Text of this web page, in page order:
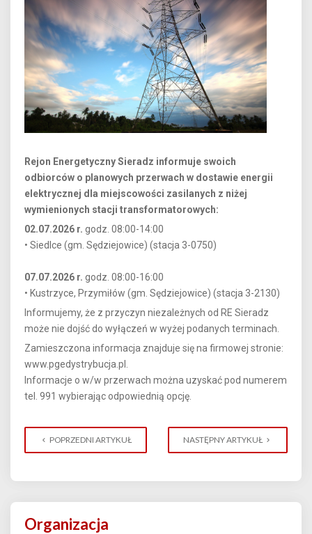
Rejon Energetyczny Sieradz informuje swoich
odbiorców o planowych przerwach w dostawie energii
elektrycznej dla miejscowości zasilanych z niżej
wymienionych stacji transformatorowych:
02.07.2026 r. godz. 08:00-14:00
• Siedlce (gm. Sędziejowice) (stacja 3-0750)
07.07.2026 r. godz. 08:00-16:00
• Kustrzyce, Przymiłów (gm. Sędziejowice) (stacja 3-2130)
Informujemy, że z przyczyn niezależnych od RE Sieradz
może nie dojść do wyłączeń w wyżej podanych terminach.
Zamieszczona informacja znajduje się na firmowej stronie:
www.pgedystrybucja.pl.
Informacje o w/w przerwach można uzyskać pod numerem
tel. 991 wybierając odpowiednią opcję.
POPRZEDNI ARTYKUŁ NASTĘPNY ARTYKUŁ
Organizacja